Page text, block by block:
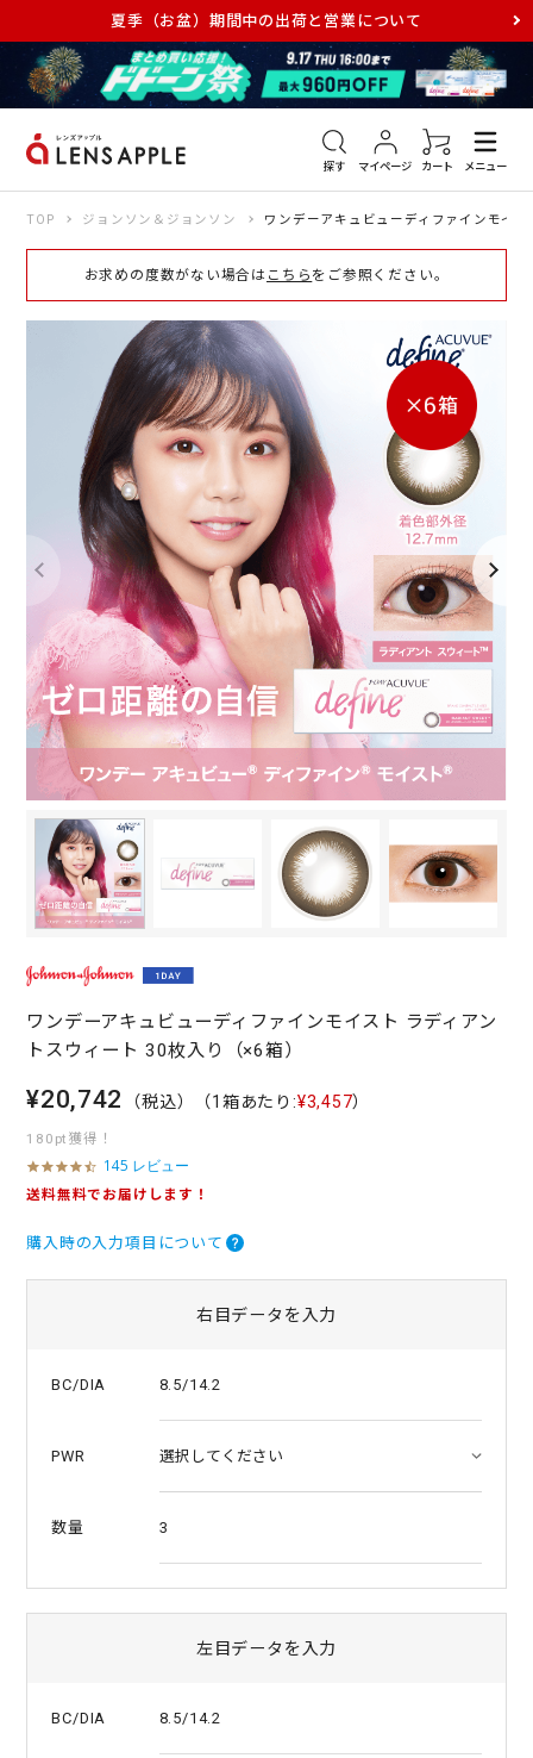
夏季（お盆）期間中の出荷と営業について
探す マイページ カート メニュー
アキュビュー メダリスト メガネ
TOP ジョンソン＆ジョンソン ワンデーアキュビューディファインモイ
お求めの度数がない場合は こちら をご参照ください。
ワンデーアキュビューディファインモイスト ラディアン
トスウィート 30枚入り（×6箱）
¥20,742 （税込） （1箱あたり:¥3,457）
180pt獲得！
4
.
t
n
145 レビュー
送料無料でお届けします！
購入時の入力項目について
右目データを入力
BC/DIA 8.5/14.2
PWR
数量 3
左目データを入力
BC/DIA 8.5/14.2